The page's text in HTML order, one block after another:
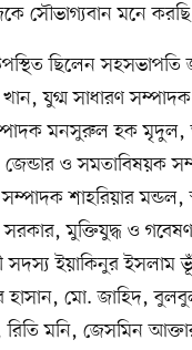
সৌভাগ্যবান মনে
ছিলেন
যুগ্ম সাধারণ
মনসুরুল হক মৃদুল,
ও সমতাবিষয়ক
শাহরিয়ার মন্ডল,
মুক্তিযুদ্ধ ও
সদস্য ইয়াকিনুর ইসলাম
হাসান, মো. জাহিদ,
মনি, জেসমিন